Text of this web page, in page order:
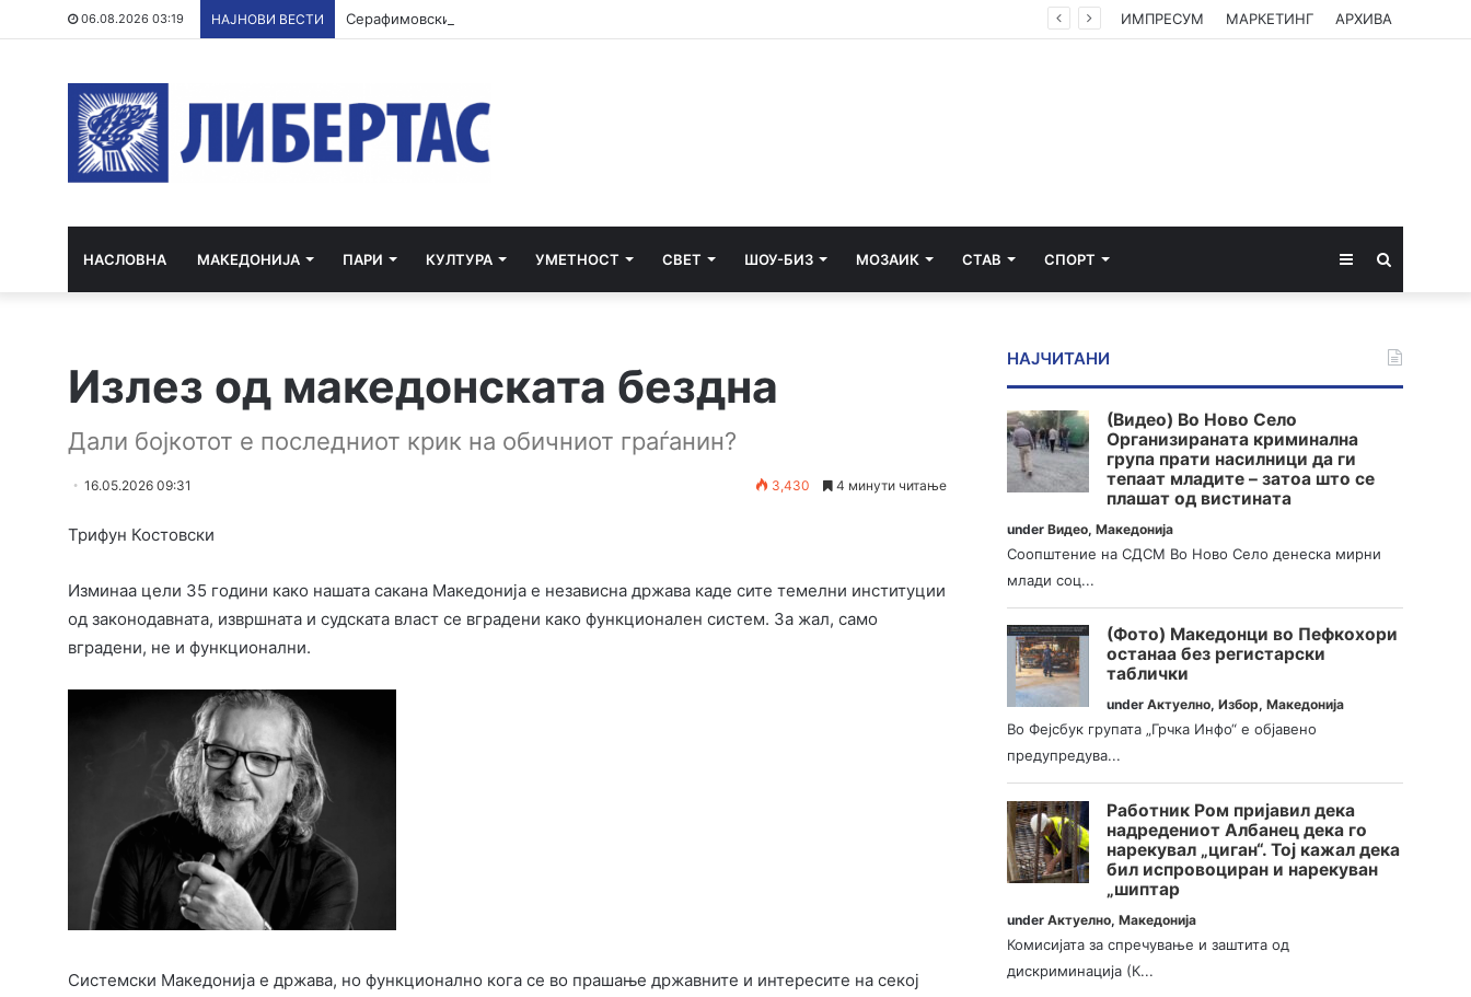
06.08.2026 03:19 НАЈНОВИ ВЕСТИ Серафимовски: Сточари користеле ушни маркички од угинати крави за да земаат субвенции ИМПРЕСУМ МАРКЕТИНГ АРХИВА
НАСЛОВНА МАКЕДОНИЈА ПАРИ КУЛТУРА УМЕТНОСТ СВЕТ ШОУ-БИЗ МОЗАИК СТАВ СПОРТ Sidebar
Излез од македонската бездна
Дали бојкотот е последниот крик на обичниот граѓанин?
16.05.2026 09:31 3,430 4 минути читање
Трифун Костовски
Изминаа цели 35 години како нашата сакана Македонија е независна држава каде сите темелни институции
од законодавната, извршната и судската власт се вградени како функционален систем. За жал, само
вградени, не и функционални.
Системски Македонија е држава, но функционално кога се во прашање државните и интересите на секој
НАЈЧИТАНИ
(Видео) Во Ново Село
Организираната криминална
група прати насилници да ги
тепаат младите – затоа што се
плашат од вистината
underВидео,Македонија
Соопштение на СДСМ Во Ново Село денеска мирни
млади соц...
(Фото) Македонци во Пефкохори
останаа без регистарски
таблички
underАктуелно,Избор,Македонија
Во Фејсбук групата „Грчка Инфо“ е објавено
предупредува...
Работник Ром пријавил дека
надредениот Албанец дека го
нарекувал „циган“. Тој кажал дека
бил испровоциран и нарекуван
„шиптар
underАктуелно,Македонија
Комисијата за спречување и заштита од
дискриминација (К...